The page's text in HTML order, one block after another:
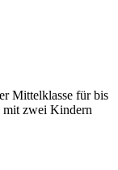
Mittelklasse für bis
mit zwei Kindern